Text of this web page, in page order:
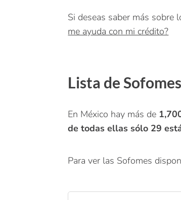
Si deseas saber más sobre
me ayuda con mi crédito?
Lista de
En México hay más de
de todas ellas sólo 29
Para ver las Sofomes